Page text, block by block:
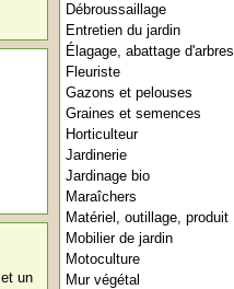
Débroussaillage
Entretien du jardin
Élagage, abattage d'arbres
Fleuriste
Gazons et pelouses
Graines et semences
Horticulteur
Jardinerie
Jardinage bio
Maraîchers
Matériel, outillage, produit
Mobilier de jardin
Motoculture
Mur végétal
un